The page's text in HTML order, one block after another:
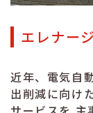
エレナー
近年、電気自
出削減に向け